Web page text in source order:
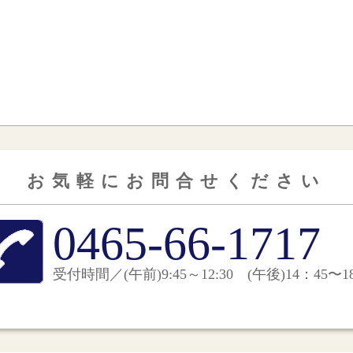
お気軽にお問合せくださ い
0465-66-1717
受付時間／(午前)9:45～12:30 (午後)14：45〜